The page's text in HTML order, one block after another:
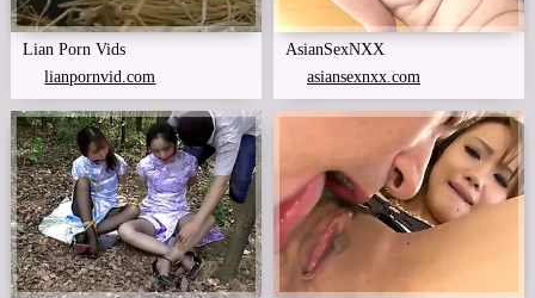
Lian Porn Vids
lianpornvid.com
AsianSexNXX
asiansexnxx.com